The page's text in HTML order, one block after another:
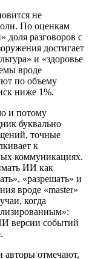
не
По оценкам
доля разговоров с
достигает
и «здоровье
вроде
по объему
ниже 1%.
и потому
буквально
точные
к
коммуникациях.
ИИ как
«разрешать» и
вроде «master»
когда
версии событий
отмечают,